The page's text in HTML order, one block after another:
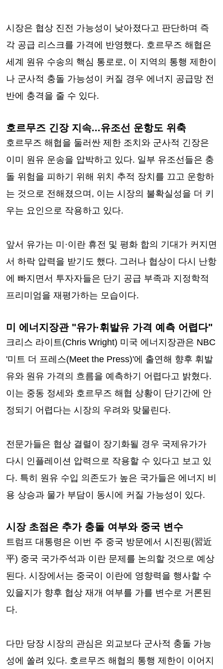
시장은 협상 진전 가능성이 낮아졌다고 판단하며 즉
각 공급 리스크를 가격에 반영했다. 호르무즈 해협은
세계 원유 수송의 핵심 통로로, 이 지역의 통행 제한이
나 군사적 충돌 가능성이 커질 경우 에너지 공급망 전
반에 충격을 줄 수 있다.
호르무즈 긴장 지속...유조선 운항도 위축
호르무즈 해협을 둘러싼 제한 조치와 군사적 긴장은
이미 원유 운송을 압박하고 있다. 일부 유조선들은 충
돌 위험을 피하기 위해 위치 추적 장치를 끄고 운항하
는 것으로 전해졌으며, 이는 시장의 불확실성을 더 키
우는 요인으로 작용하고 있다.
앞서 유가는 미·이란 휴전 및 평화 합의 기대가 커지면
서 하락 압력을 받기도 했다. 그러나 협상이 다시 난항
에 빠지면서 투자자들은 단기 공급 부족과 지정학적
프리미엄을 재평가하는 모습이다.
미 에너지장관 "유가·휘발유 가격 예측 어렵다"
크리스 라이트(Chris Wright) 미국 에너지장관은 NBC
'미트 더 프레스(Meet the Press)'에 출연해 향후 휘발
유와 원유 가격의 흐름을 예측하기 어렵다고 밝혔다.
이는 중동 정세와 호르무즈 해협 상황이 단기간에 안
정되기 어렵다는 시장의 우려와 맞물린다.
전문가들은 협상 결렬이 장기화될 경우 국제유가가
다시 인플레이션 압력으로 작용할 수 있다고 보고 있
다. 특히 원유 수입 의존도가 높은 국가들은 에너지 비
용 상승과 물가 부담이 동시에 커질 가능성이 있다.
시장 초점은 추가 충돌 여부와 중국 변수
트럼프 대통령은 이번 주 중국 방문에서 시진핑(習近
平) 중국 국가주석과 이란 문제를 논의할 것으로 예상
된다. 시장에서는 중국이 이란에 영향력을 행사할 수
있을지가 향후 협상 재개 여부를 가를 변수로 거론된
다.
다만 당장 시장의 관심은 외교보다 군사적 충돌 가능
성에 쏠려 있다. 호르무즈 해협의 통행 제한이 이어지